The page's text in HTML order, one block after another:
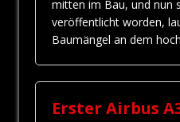
mitten im Bau, und nun
veröffentlicht worden,
Baumängel an dem
Erster Airbus